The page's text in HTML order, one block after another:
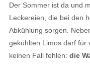
Der Sommer ist da und
Leckereien, die bei den
Abkühlung sorgen.
gekühlten Limos darf für
keinen Fall fehlen: die